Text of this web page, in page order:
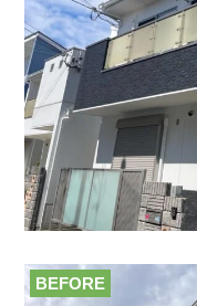
BEFORE